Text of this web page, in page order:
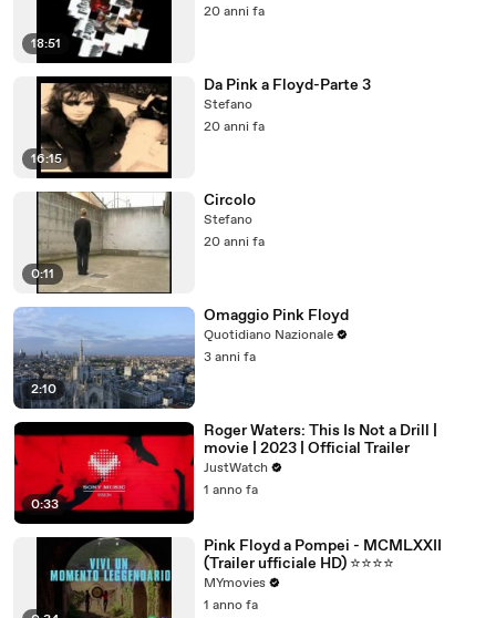
18:51
20 anni fa
16:15
Da Pink a Floyd-Parte 3
Stefano
20 anni fa
0:11
Circolo
Stefano
20 anni fa
2:10
Omaggio Pink Floyd
Quotidiano Nazionale
3 anni fa
0:33
Roger Waters: This Is Not a Drill |
movie | 2023 | Official Trailer
JustWatch
1 anno fa
Pink Floyd a Pompei - MCMLXXII
(Trailer ufficiale HD) ⭐️⭐️⭐️⭐️
MYmovies
1 anno fa